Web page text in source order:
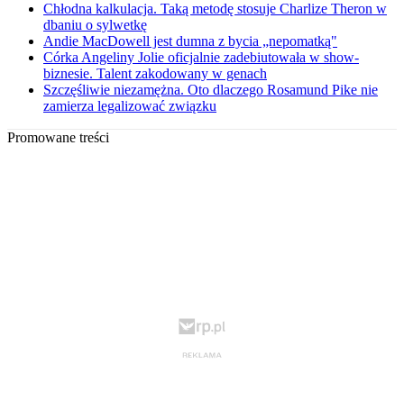
Chłodna kalkulacja. Taką metodę stosuje Charlize Theron w
dbaniu o sylwetkę
Andie MacDowell jest dumna z bycia „nepomatką"
Córka Angeliny Jolie oficjalnie zadebiutowała w show-
biznesie. Talent zakodowany w genach
Szczęśliwie niezamężna. Oto dlaczego Rosamund Pike nie
zamierza legalizować związku
Promowane treści